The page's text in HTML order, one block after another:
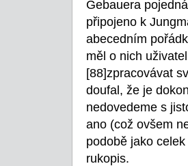
Gebauera
připojeno k
abecedním
měl o nich
[88]zpracovávat
doufal, že je
nedovedeme s
ano (což ovšem
podobě jako
rukopis.